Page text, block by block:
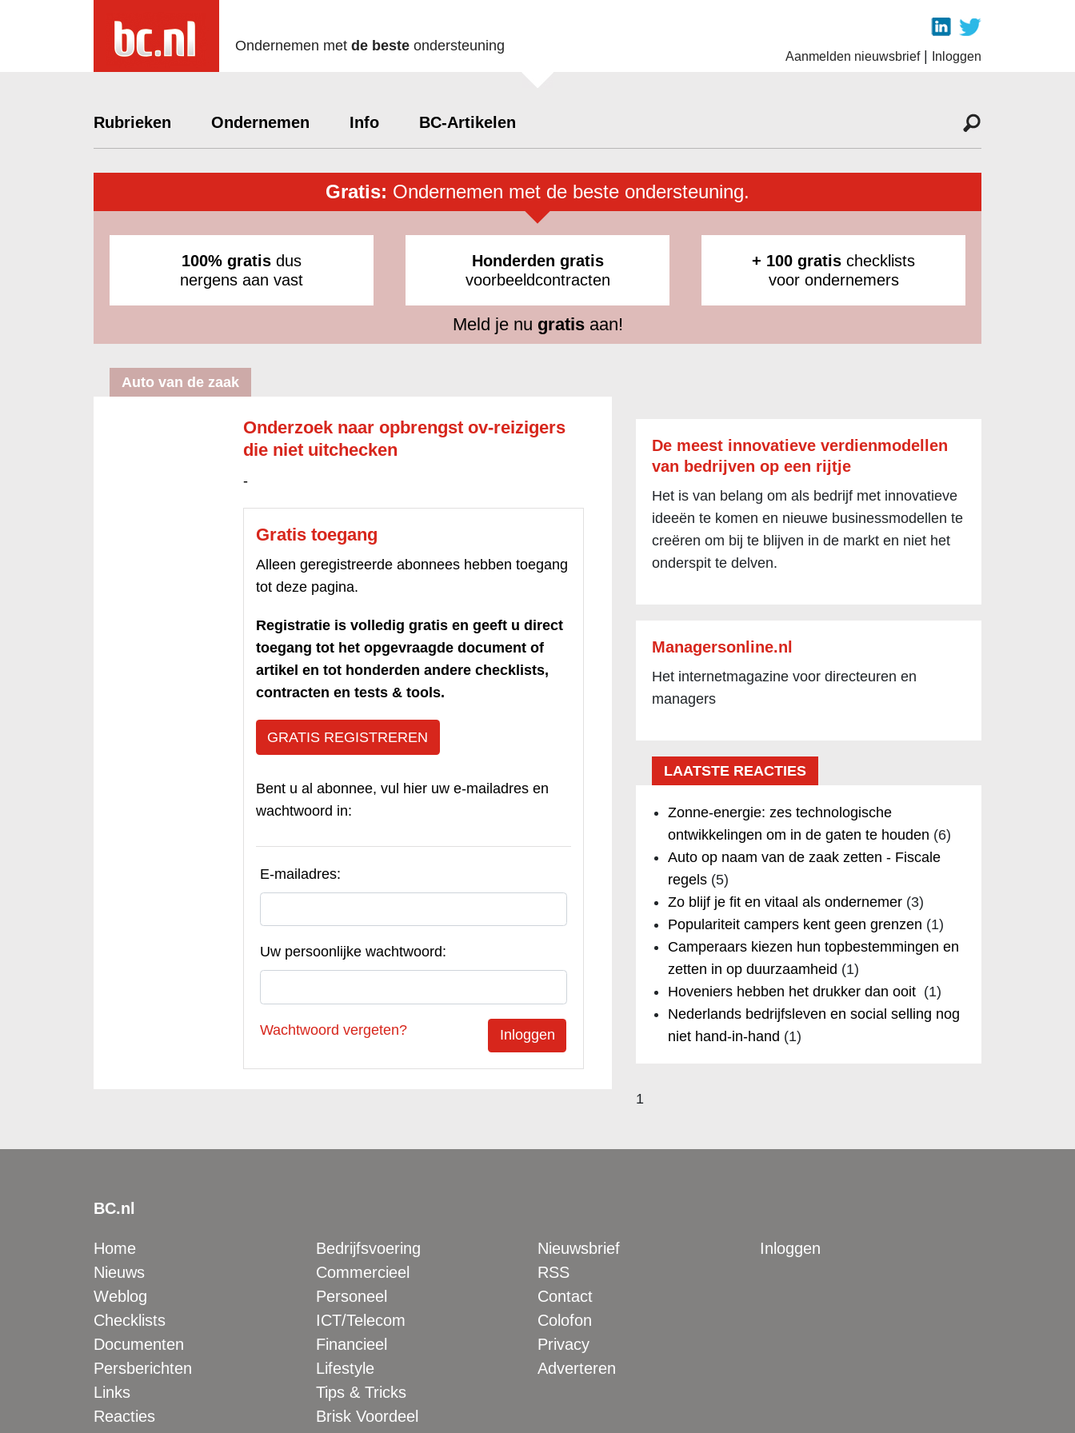
Ondernemen met de beste ondersteuning
Aanmelden nieuwsbrief| Inloggen
Rubrieken Ondernemen Info BC-Artikelen
Gratis: Ondernemen met de beste ondersteuning.
100% gratis dus
nergens aan vast
Honderden gratis
voorbeeldcontracten
+ 100 gratis checklists
voor ondernemers
Meld je nu gratisaan!
Auto van de zaak
Onderzoek naar opbrengst ov-reizigers
die niet uitchecken
-
Gratis toegang
Alleen geregistreerde abonnees hebben toegang
tot deze pagina.
Registratie is volledig gratis en geeft u direct
toegang tot het opgevraagde document of
artikel en tot honderden andere checklists,
contracten en tests & tools.
GRATIS REGISTREREN
Bent u al abonnee, vul hier uw e-mailadres en
wachtwoord in:
E-mailadres:
Uw persoonlijke wachtwoord:
Wachtwoord vergeten?
De meest innovatieve verdienmodellen
van bedrijven op een rijtje
Het is van belang om als bedrijf met innovatieve
ideeën te komen en nieuwe businessmodellen te
creëren om bij te blijven in de markt en niet het
onderspit te delven.
Managersonline.nl
Het internetmagazine voor directeuren en
managers
LAATSTE REACTIES
Zonne-energie: zes technologische
ontwikkelingen om in de gaten te houden (6)
Auto op naam van de zaak zetten - Fiscale
regels(5)
Zo blijf je fit en vitaal als ondernemer(3)
Populariteit campers kent geen grenzen (1)
Camperaars kiezen hun topbestemmingen en
zetten in op duurzaamheid (1)
Hoveniers hebben het drukker dan ooit (1)
Nederlands bedrijfsleven en social selling nog
niet hand-in-hand (1)
1
BC.nl
Home
Nieuws
Weblog
Checklists
Documenten
Persberichten
Links
Reacties
Bedrijfsvoering
Commercieel
Personeel
ICT/Telecom
Financieel
Lifestyle
Tips & Tricks
Brisk Voordeel
Nieuwsbrief
RSS
Contact
Colofon
Privacy
Adverteren
Inloggen